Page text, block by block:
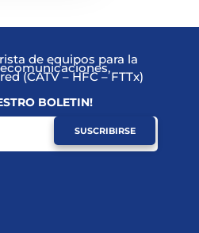
de equipos para la
(CATV – HFC – FTTx)
BOLETIN!
SUSCRIBIRSE